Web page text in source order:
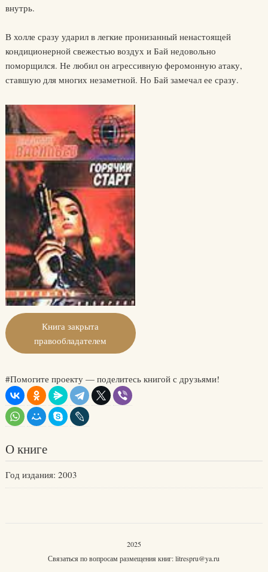
внутрь.
В холле сразу ударил в легкие пронизанный ненастоящей
кондиционерной свежестью воздух и Бай недовольно
поморщился. Не любил он агрессивную феромонную атаку,
ставшую для многих незаметной. Но Бай замечал ее сразу.
Книга закрыта
правообладателем
#Помогите проекту — поделитесь книгой с друзьями!
О книге
Год издания: 2003
2025
Связаться по вопросам размещения книг:litrespru@ya.ru